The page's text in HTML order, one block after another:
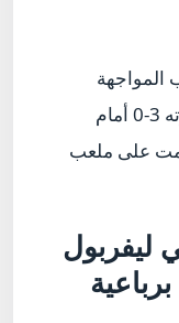
المواجهة
والتأهل للنهائي على الرغم من خسارته 3-0 أمام
على ملعب
ليفربول